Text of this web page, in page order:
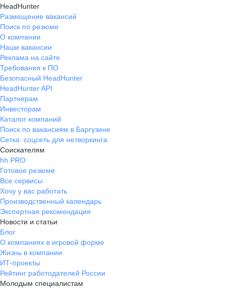
HeadHunter
Размещение вакансий
Поиск по резюме
О компании
Наши вакансии
Реклама на сайте
Требования к ПО
Безопасный HeadHunter
HeadHunter API
Партнерам
Инвесторам
Каталог компаний
Поиск по вакансиям в Баргузине
Сетка: соцсеть для нетворкинга
Соискателям
hh PRO
Готовое резюме
Все сервисы
Хочу у вас работать
Производственный календарь
Экспертная рекомендация
Новости и статьи
Блог
О компаниях в игровой форме
Жизнь в компании
ИТ-проекты
Рейтинг работодателей России
Молодым специалистам